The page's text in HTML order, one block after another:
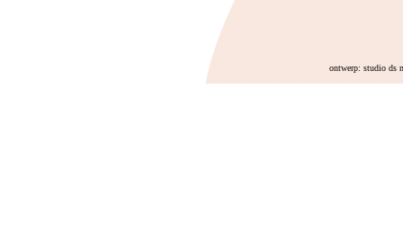
ontwerp: studio ds